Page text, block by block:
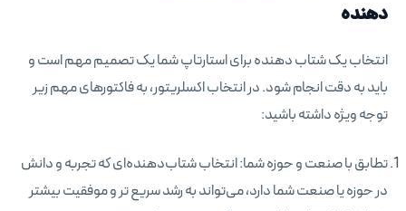
دهنده
انتخاب یک شتاب دهنده برای استارتاپ شما یک تصمیم مهم است و
باید به دقت انجام شود. در انتخاب اکسلریتور، به فاکتورهای مهم زیر
توجه ویژه داشته باشید:
تطابق با صنعت و حوزه شما: انتخاب شتاب‌دهنده‌ای که تجربه و دانش
در حوزه یا صنعت شما دارد، می‌تواند به رشد سریع تر و موفقیت بیشتر